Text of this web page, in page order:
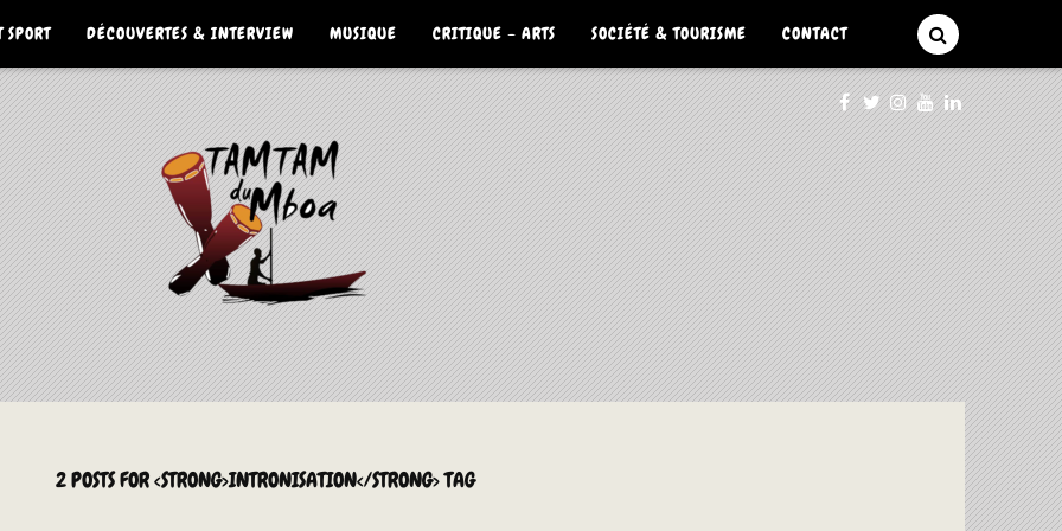
DÉCOUVERTES & INTERVIEW MUSIQUE CRITIQUE – ARTS SOCIÉTÉ & TOURISME CONTACT
2 POSTS FOR <STRONG>INTRONISATION</STRONG> TAG